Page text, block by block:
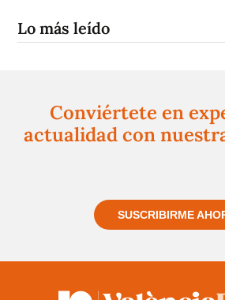
Lo más leído
Conviértete en
actualidad con
SUSCRIBIRME